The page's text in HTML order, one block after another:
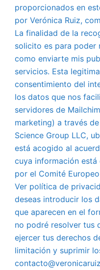
proporcionados en
por Verónica Ruiz,
La finalidad de la
solicito es para poder
como enviarte mis
servicios. Esta
consentimiento del
los datos que nos
servidores de
marketing) a través
Science Group LLC,
está acogido al
cuya información
por el Comité
Ver política de
deseas introducir los
que aparecen en el
no podré resolver tus
ejercer tus derechos
limitación y suprimir